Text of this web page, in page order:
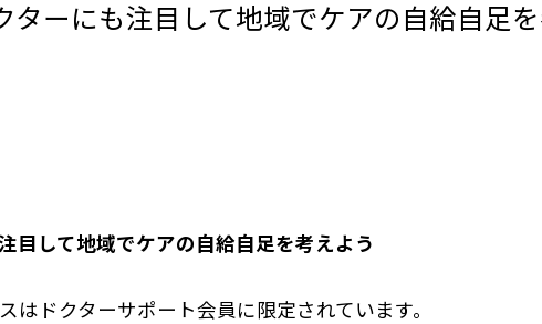
ターにも注目して地域でケアの自給自足
目して地域でケアの自給自足を考えよう
はドクターサポート会員に限定されています。